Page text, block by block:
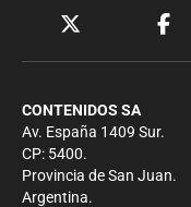
CONTENIDOS SA
Av. España 1409 Sur.
CP: 5400.
Provincia de San Juan.
Argentina.